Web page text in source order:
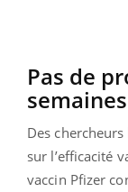
Pas de
semaines
Des
sur l’efficacité
vaccin Pfizer